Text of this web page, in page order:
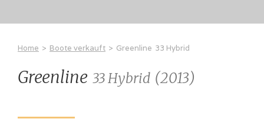
Home > Boote verkauft > Greenline 33 Hybrid
Greenline 33 Hybrid (2013)